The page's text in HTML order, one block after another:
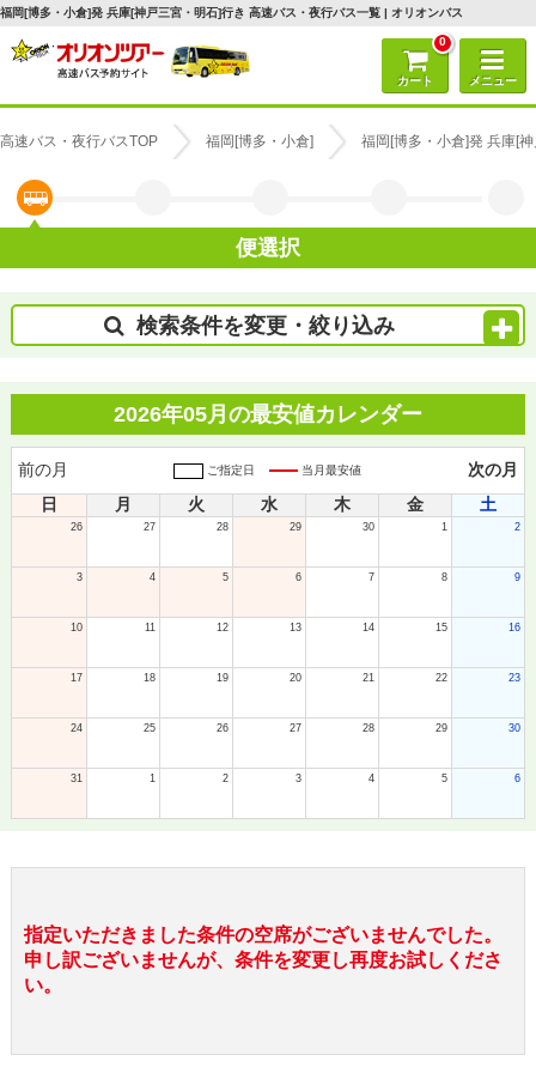
福岡[博多・小倉]発 兵庫[神戸三宮・明石]行き 高速バス・夜行バス一覧 | オリオンバス
0
カート メニュー
高速バス・夜行バスTOP 福岡[博多・小倉] 福岡[博多・小倉]発 兵庫[
便選択
検索条件を変更・絞り込み
2026年05月の最安値カレンダー
前の月 ご指定日 当月最安値
次の月
日
月 火 水 木 金 土
26 27 28 29 30 1 2
3 4 5 6 7 8 9
10 11 12 13 14 15 16
17 18 19 20 21 22 23
24 25 26 27 28 29 30
31 1 2 3 4 5 6
指定いただきました条件の空席がございませんでした。
申し訳ございませんが、条件を変更し再度お試しくださ
い。